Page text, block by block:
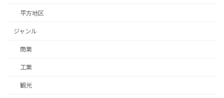
平方地区
ジャンル
商業
工業
観光